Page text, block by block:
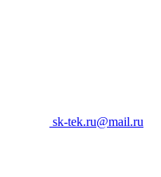
sk-tek.ru@mail.ru